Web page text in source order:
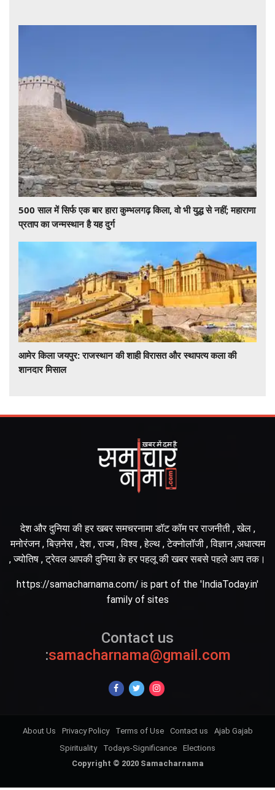
500 साल में सिर्फ एक बार हारा कुम्भलगढ़ किला, वो भी युद्ध से नहीं; महाराणा
प्रताप का जन्मस्थान है यह दुर्ग
आमेर किला जयपुर: राजस्थान की शाही विरासत और स्थापत्य कला की
शानदार मिसाल
देश और दुनिया की हर खबर समचरनामा डॉट कॉम पर राजनीती , खेल ,
मनोरंजन , बिज़नेस , देश , राज्य , विश्व , हेल्थ , टेक्नोलॉजी , विज्ञान ,अधात्यम
, ज्योतिष , ट्रेवल आपकी दुनिया के हर पहलू की खबर सबसे पहले आप तक।
https://samacharnama.com/ is part of the 'IndiaToday.in'
family of sites
Contact us
:samacharnama@gmail.com
Copyright © 2020 Samacharnama
About Us Privacy Policy Terms of Use Contact us
Ajab Gajab
Spirituality
Todays-Significance Elections